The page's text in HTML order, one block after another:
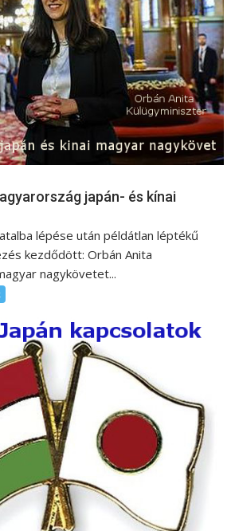
japán- és kínai
lépése után példátlan léptékű
kezdődött: Orbán Anita
nagykövetet...